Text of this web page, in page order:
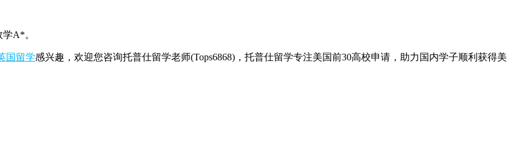
A*。
国留学感兴趣，欢迎您咨询托普仕留学老师(Tops6868)，托普仕留学专注美国前30高校申请，助力国内学子顺利获得美